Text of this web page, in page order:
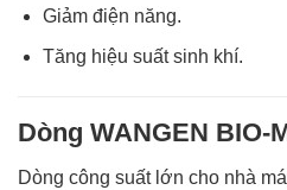
Giảm điện năng.
Tăng hiệu suất sinh khí.
Dòng WANGEN BIO-
Dòng công suất lớn cho nhà